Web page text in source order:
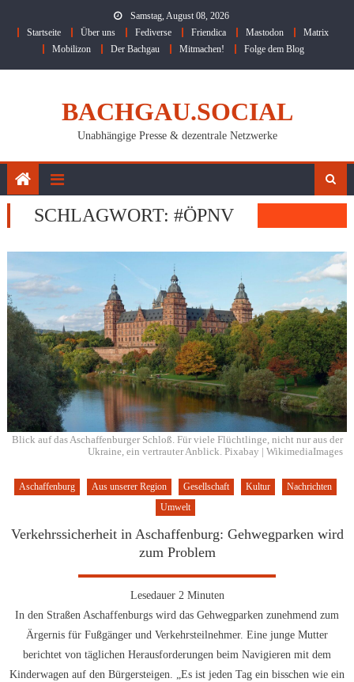
Samstag, August 08, 2026
Startseite
Über uns Fediverse Friendica Mastodon
Matrix
Mobilizon
Der Bachgau Mitmachen! Folge dem Blog
BACHGAU.SOCIAL
Unabhängige Presse & dezentrale Netzwerke
SCHLAGWORT: #ÖPNV
Blick auf das Aschaffenburger Schloß. Für viele Flüchtlinge, nicht nur aus der
Ukraine, ein vertrauter Anblick. Pixabay | WikimediaImages
Aschaffenburg Aus unserer Region Gesellschaft Kultur
Nachrichten
Umwelt
Verkehrssicherheit in Aschaffenburg: Gehwegparken wird
zum Problem
Lesedauer 2 Minuten
In den Straßen Aschaffenburgs wird das Gehwegparken zunehmend zum
Ärgernis für Fußgänger und Verkehrsteilnehmer. Eine junge Mutter
berichtet von täglichen Herausforderungen beim Navigieren mit dem
Kinderwagen auf den Bürgersteigen. „Es ist jeden Tag ein bisschen wie ein